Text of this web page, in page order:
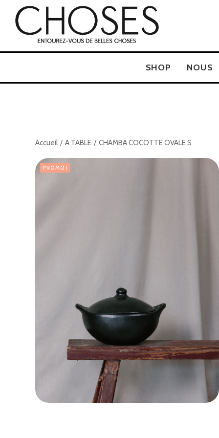
SHOP NOUS
Accueil A TABLE CHAMBA COCOTTE OVALE S
PROMO !